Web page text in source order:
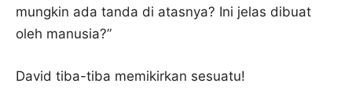
mungkin ada tanda di atasnya? Ini jelas dibuat
oleh manusia?”
David tiba-tiba memikirkan sesuatu!